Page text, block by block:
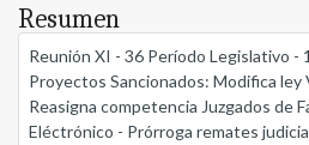
Resumen
Reunión XI - 36 Período Legislativo -
Proyectos Sancionados: Modifica ley
Reasigna competencia Juzgados de
Eléctrónico - Prórroga remates